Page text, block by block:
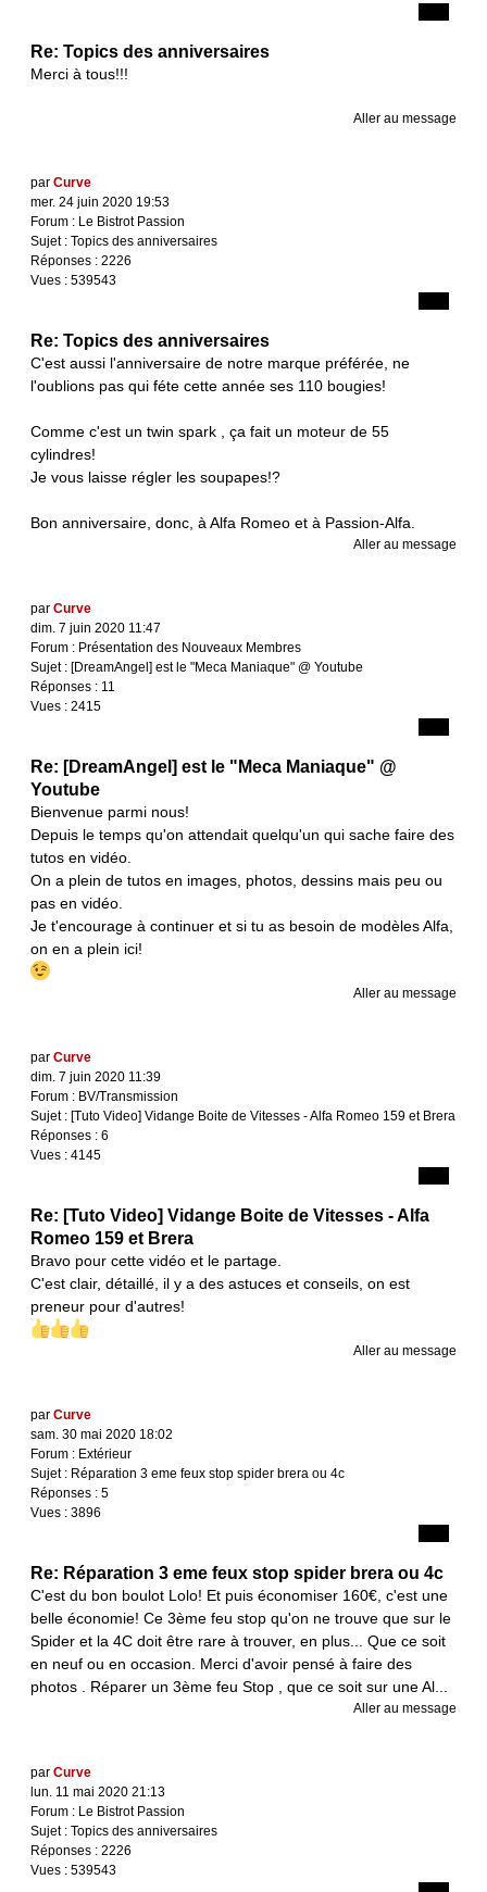
Re: Topics des anniversaires
Merci à tous!!!
Aller au message
par Curve
mer. 24 juin 2020 19:53
Forum : Le Bistrot Passion
Sujet : Topics des anniversaires
Réponses : 2226
Vues : 539543
Re: Topics des anniversaires
C'est aussi l'anniversaire de notre marque préférée, ne
l'oublions pas qui féte cette année ses 110 bougies!
Comme c'est un twin spark , ça fait un moteur de 55
cylindres!
Je vous laisse régler les soupapes!?
Bon anniversaire, donc, à Alfa Romeo et à Passion-Alfa.
Aller au message
par Curve
dim. 7 juin 2020 11:47
Forum : Présentation des Nouveaux Membres
Sujet : [DreamAngel] est le "Meca Maniaque" @ Youtube
Réponses : 11
Vues : 2415
Re: [DreamAngel] est le "Meca Maniaque" @
Youtube
Bienvenue parmi nous!
Depuis le temps qu'on attendait quelqu'un qui sache faire des
tutos en vidéo.
On a plein de tutos en images, photos, dessins mais peu ou
pas en vidéo.
Je t'encourage à continuer et si tu as besoin de modèles Alfa,
on en a plein ici!
Aller au message
par Curve
dim. 7 juin 2020 11:39
Forum : BV/Transmission
Sujet : [Tuto Video] Vidange Boite de Vitesses - Alfa Romeo 159 et Brera
Réponses : 6
Vues : 4145
Re: [Tuto Video] Vidange Boite de Vitesses - Alfa
Romeo 159 et Brera
Bravo pour cette vidéo et le partage.
C'est clair, détaillé, il y a des astuces et conseils, on est
preneur pour d'autres!
Aller au message
par Curve
sam. 30 mai 2020 18:02
Forum : Extérieur
Sujet : Réparation 3 eme feux stop spider brera ou 4c
Réponses : 5
Vues : 3896
Re: Réparation 3 eme feux stop spider brera ou 4c
C'est du bon boulot Lolo! Et puis économiser 160€, c'est une
belle économie! Ce 3ème feu stop qu'on ne trouve que sur le
Spider et la 4C doit être rare à trouver, en plus... Que ce soit
en neuf ou en occasion. Merci d'avoir pensé à faire des
photos . Réparer un 3ème feu Stop , que ce soit sur une Al...
Aller au message
par Curve
lun. 11 mai 2020 21:13
Forum : Le Bistrot Passion
Sujet : Topics des anniversaires
Réponses : 2226
Vues : 539543